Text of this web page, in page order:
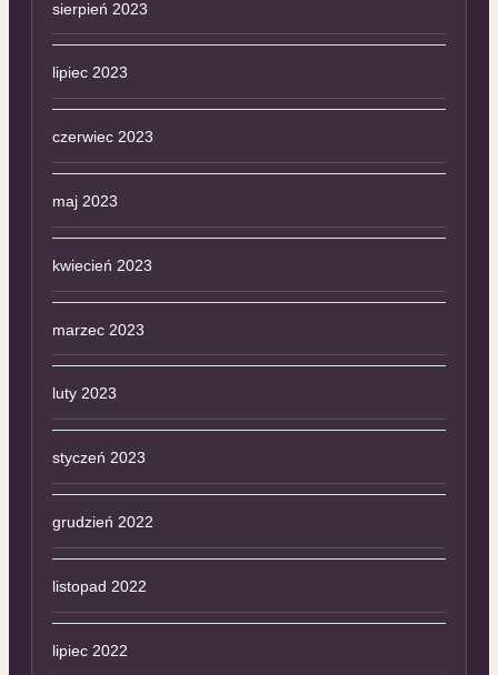
sierpień 2023
lipiec 2023
czerwiec 2023
maj 2023
kwiecień 2023
marzec 2023
luty 2023
styczeń 2023
grudzień 2022
listopad 2022
lipiec 2022